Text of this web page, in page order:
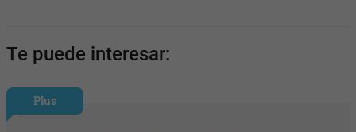
Te puede interesar:
Plus